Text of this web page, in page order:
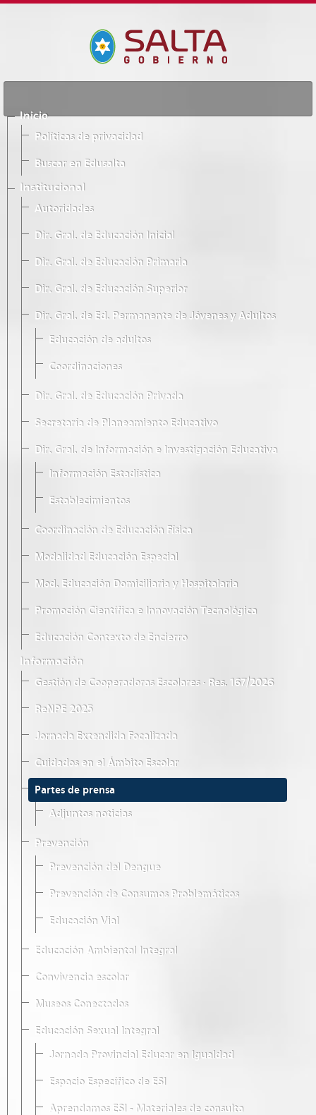
Inicio
Políticas de privacidad
Buscar en Edusalta
Institucional
Autoridades
Dir. Gral. de Educación Inicial
Dir. Gral. de Educación Primaria
Dir. Gral. de Educación Superior
Dir. Gral. de Ed. Permanente de Jóvenes y Adultos
Educación de adultos
Coordinaciones
Dir. Gral. de Educación Privada
Secretaría de Planeamiento Educativo
Dir. Gral. de Información e Investigación Educativa
Información Estadística
Establecimientos
Coordinación de Educación Física
Modalidad Educación Especial
Mod. Educación Domiciliaria y Hospitalaria
Promoción Científica e Innovación Tecnológica
Educación Contexto de Encierro
Información
Gestión de Cooperadoras Escolares · Res. 167/2026
ReNPE 2025
Jornada Extendida Focalizada
Cuidados en el Ámbito Escolar
Partes de prensa
Adjuntos noticias
Prevención
Prevención del Dengue
Prevención de Consumos Problemáticos
Educación Vial
Educación Ambiental Integral
Convivencia escolar
Museos Conectados
Educación Sexual Integral
Jornada Provincial Educar en Igualdad
Espacio Específico de ESI
Aprendamos ESI - Materiales de consulta